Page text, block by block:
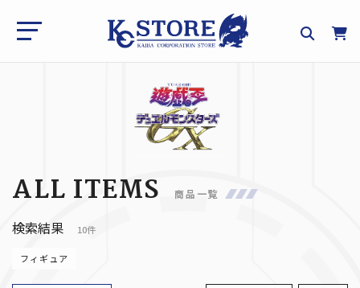
ALL ITEMS 商品一覧
検索結果 10件
フィギュア